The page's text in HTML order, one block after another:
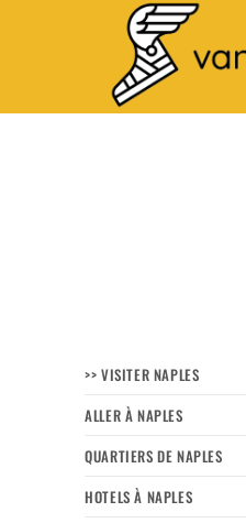
>> VISITER NAPLES
ALLER À NAPLES
QUARTIERS DE NAPLES
HOTELS À NAPLES